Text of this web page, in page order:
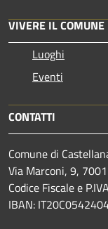
VIVERE IL COMUNE
Luoghi
Eventi
CONTATTI
Comune di
Via Marconi, 9,
Codice Fiscale e
IBAN: